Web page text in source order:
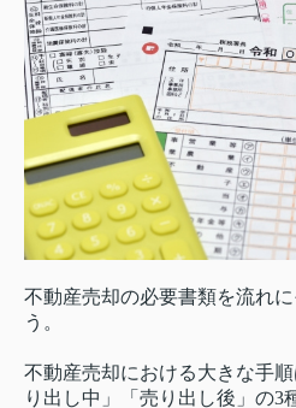
不動産売却の必要書類を流れ
う。
不動産売却における大きな手
り出し中」「売り出し後」の3